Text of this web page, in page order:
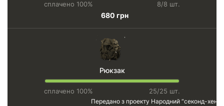
сплачено 100% 8/8 шт.
680 грн
Рюкзак
сплачено 100%
25/25 шт.
Передано з проекту Народний “секонд-хенд”